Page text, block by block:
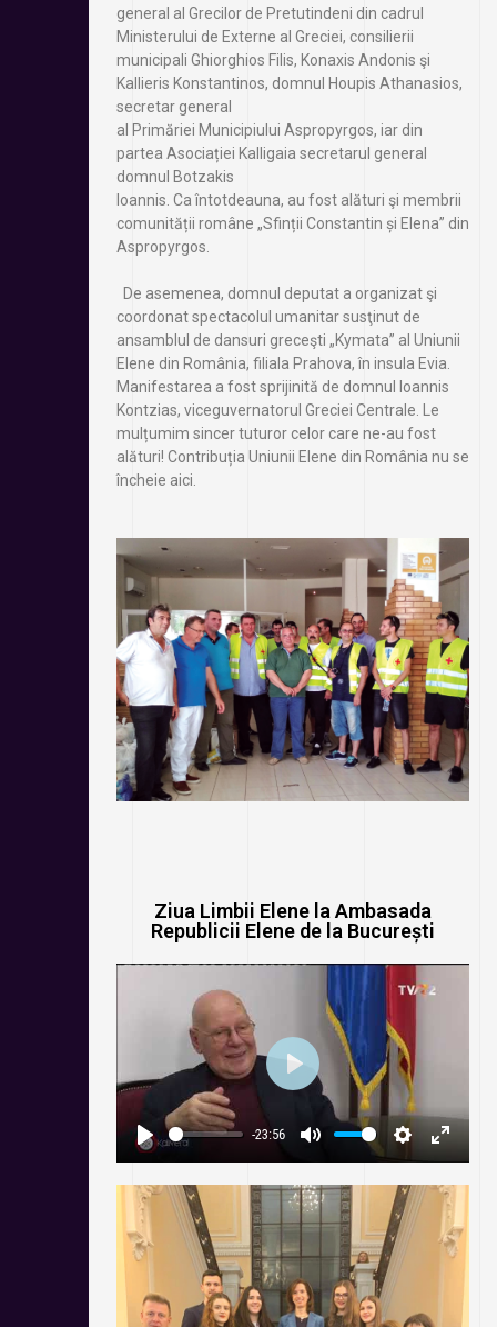
general al Grecilor de Pretutindeni din cadrul
Ministerului de Externe al Greciei, consilierii
municipali Ghiorghios Filis, Konaxis Andonis şi
Kallieris Konstantinos, domnul Houpis Athanasios,
secretar general
al Primăriei Municipiului Aspropyrgos, iar din
partea Asociației Kalligaia secretarul general
domnul Botzakis
Ioannis. Ca întotdeauna, au fost alături şi membrii
comunității române „Sfinții Constantin și Elena” din
Aspropyrgos.
De asemenea, domnul deputat a organizat şi
coordonat spectacolul umanitar susţinut de
ansamblul de dansuri greceşti „Kymata” al Uniunii
Elene din România, filiala Prahova, în insula Evia.
Manifestarea a fost sprijinită de domnul Ioannis
Kontzias, viceguvernatorul Greciei Centrale. Le
mulțumim sincer tuturor celor care ne-au fost
alături! Contribuția Uniunii Elene din România nu se
încheie aici.
Ziua Limbii Elene la Ambasada
Republicii Elene de la București
P
L
-23:56
U
T
S
E
T
T
N
T
E
P
A
Y